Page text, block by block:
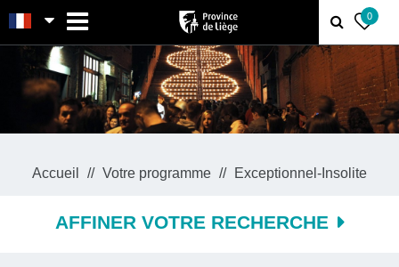
0
Accueil Votre programme Exceptionnel-Insolite
AFFINER VOTRE RECHERCHE